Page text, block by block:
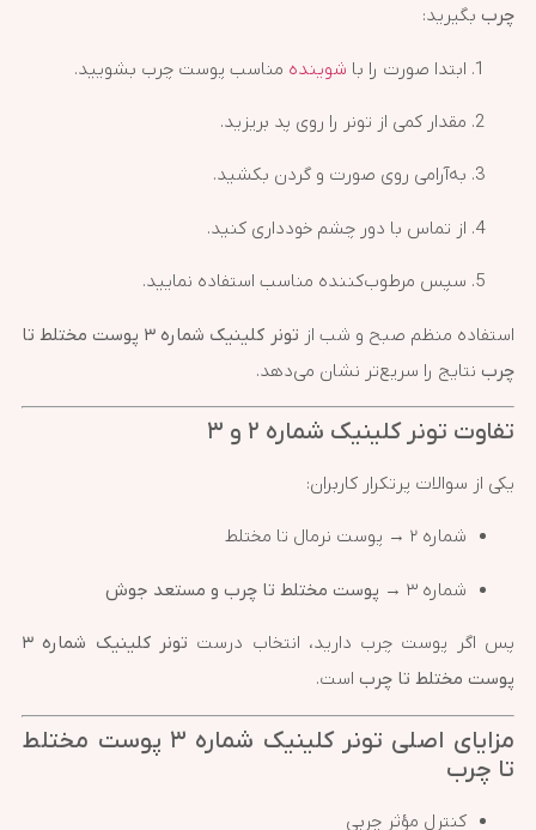
چرب بگیرید:
ابتدا صورت را با شوینده مناسب پوست چرب بشویید.
مقدار کمی از تونر را روی پد بریزید.
به‌آرامی روی صورت و گردن بکشید.
از تماس با دور چشم خودداری کنید.
سپس مرطوب‌کننده مناسب استفاده نمایید.
استفاده منظم صبح و شب از
تونر کلینیک شماره ۳ پوست مختلط تا
چرب نتایج را سریع‌تر نشان می‌دهد.
تفاوت تونر کلینیک شماره ۲ و ۳
یکی از سوالات پرتکرار کاربران:
شماره ۲ → پوست نرمال تا مختلط
شماره ۳ → پوست مختلط تا چرب و مستعد جوش
پس اگر پوست چرب دارید، انتخاب درست
تونر کلینیک شماره ۳
پوست مختلط تا چرب است.
مزایای اصلی تونر کلینیک شماره ۳ پوست مختلط
تا چرب
کنترل مؤثر چربی